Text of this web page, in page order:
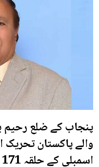
پنجاب کے ضلع رحیم
والے پاکستان